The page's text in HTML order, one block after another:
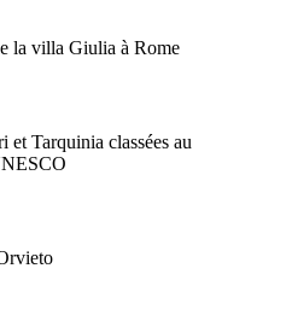
la villa Giulia à Rome
et Tarquinia classées au